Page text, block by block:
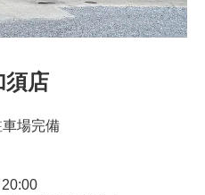
須店
場完備